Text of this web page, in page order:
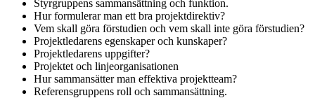
Styrgruppens sammansättning och funktion.
Hur formulerar man ett bra projektdirektiv?
Vem skall göra förstudien och vem skall inte göra förstudien?
Projektledarens egenskaper och kunskaper?
Projektledarens uppgifter?
Projektet och linjeorganisationen
Hur sammansätter man effektiva projektteam?
Referensgruppens roll och sammansättning.